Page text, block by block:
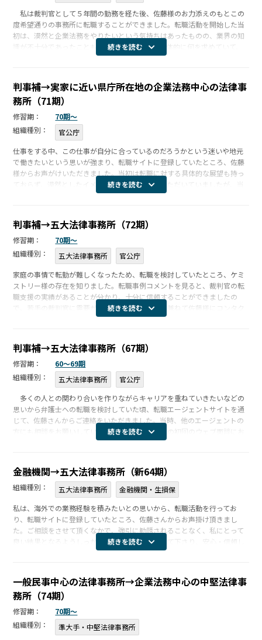
私は裁判官として５年間の勤務を経た後、佐藤様のお力添えのもとこの
度希望通りの事務所に転職することができました。転職活動を開始した当
初は、漠然と企業法務をやりたいという気持ちはあったものの、業界の知
識が不十分であったこともあって、自分自身が具体的に何を求めていて、
どうなりたいかという明確なビジョンを持てず、当然志望動機も抽象的で
続きを読む
判事補→実家に近い県庁所在地の企業法務中心の法律事
務所（71期）
修習期：
70期〜
組織種別：
官公庁
仕事をする中、この仕事が自分に合っているのだろうかという迷いや地元
で働きたいという思いが強まり、転職サイトに登録していたところ、佐藤
様からお声がけいただきました。当初は転職に対する具体的な展望も持っ
ておらず、漠然としたイメージでお話をさせていただいていましたが、当
時の私の悩みや中長期的なキャリア形成といった点も踏まえてアドバイス
続きを読む
判事補→五大法律事務所（72期）
修習期：
70期〜
組織種別：
五大法律事務所
官公庁
家庭の事情で転勤が難しくなったため、転職を検討していたところ、ケミ
ストリー様の存在を知りました。転職事例コメントを見ると、裁判官の転
職支援の実績があることが分かり、十分に信頼することができましたの
で、若手の裁判官に需要があるのかなどの相談も兼ねて佐藤様にコンタク
トをとりました。佐藤様との打合せでは、裁判官の経験をどのように活か
続きを読む
判事補→五大法律事務所（67期）
修習期：
60〜69期
組織種別：
五大法律事務所
官公庁
多くの人との関わり合いを作りながらキャリアを重ねていきたいなどの
思いから弁護士への転職を検討していた頃、転職エージェントサイトを通
じて、佐藤さんからご連絡をいただきました。当時、他のエージェントの
方にも相談をお願いしていたのですが、佐藤様との初回のウェブ面談にお
いて、私が転職を検討するに至った思い、そして今後どのような仕事をし
続きを読む
金融機関→五大法律事務所（新64期）
組織種別： 五大法律事務所
金融機関・生損保
私は、海外での業務経験を積みたいとの思いから、転職活動を行ってお
り、転職サイトに登録していたところ、佐藤さんからお声掛け頂きまし
た。ご相談をさせて頂くなかで、強引に勧誘されることなく、私にとって
良い結果となるようしっかりと要望や状況を聞いて下さり、安心・信頼し
て転職活動に臨むことができました。事務所との面接においては、事前に
続きを読む
一般民事中心の法律事務所→企業法務中心の中堅法律事
務所（74期）
修習期：
70期〜
組織種別：
準大手・中堅法律事務所